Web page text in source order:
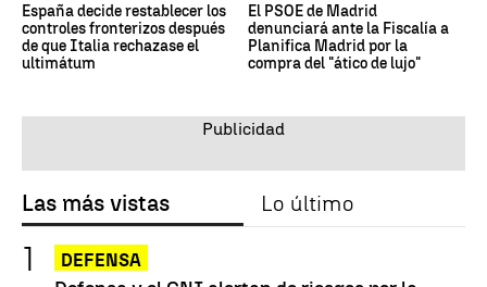
España decide restablecer los
controles fronterizos después
de que Italia rechazase el
ultimátum
El PSOE de Madrid
denunciará ante la Fiscalía a
Planifica Madrid por la
compra del "ático de lujo"
Las más vistas Lo último
DEFENSA